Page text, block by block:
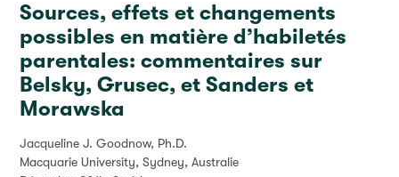
Sources, effets et changements
possibles en matière d’habiletés
parentales: commentaires sur
Belsky, Grusec, et Sanders et
Morawska
Jacqueline J. Goodnow, Ph.D.
Macquarie University, Sydney, Australie